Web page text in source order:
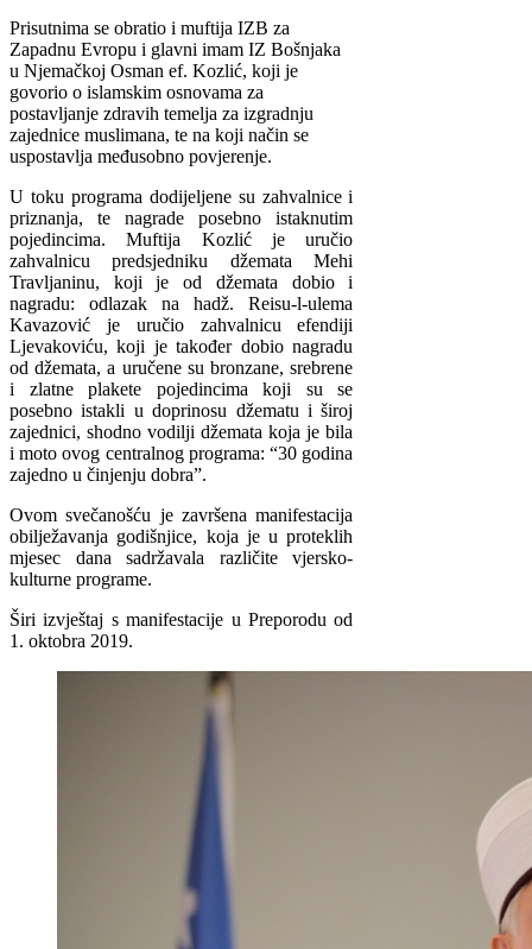
Prisutnima se obratio i muftija IZB za
Zapadnu Evropu i glavni imam IZ Bošnjaka
u Njemačkoj Osman ef. Kozlić, koji je
govorio o islamskim osnovama za
postavljanje zdravih temelja za izgradnju
zajednice muslimana, te na koji način se
uspostavlja međusobno povjerenje.
U toku programa dodijeljene su zahvalnice i
priznanja, te nagrade posebno istaknutim
pojedincima. Muftija Kozlić je uručio
zahvalnicu predsjedniku džemata Mehi
Travljaninu, koji je od džemata dobio i
nagradu: odlazak na hadž. Reisu-l-ulema
Kavazović je uručio zahvalnicu efendiji
Ljevakoviću, koji je također dobio nagradu
od džemata, a uručene su bronzane, srebrene
i zlatne plakete pojedincima koji su se
posebno istakli u doprinosu džematu i široj
zajednici, shodno vodilji džemata koja je bila
i moto ovog centralnog programa: “30 godina
zajedno u činjenju dobra”.
Ovom svečanošću je završena manifestacija
obilježavanja godišnjice, koja je u proteklih
mjesec dana sadržavala različite vjersko-
kulturne programe.
Širi izvještaj s manifestacije u Preporodu od
1. oktobra 2019.